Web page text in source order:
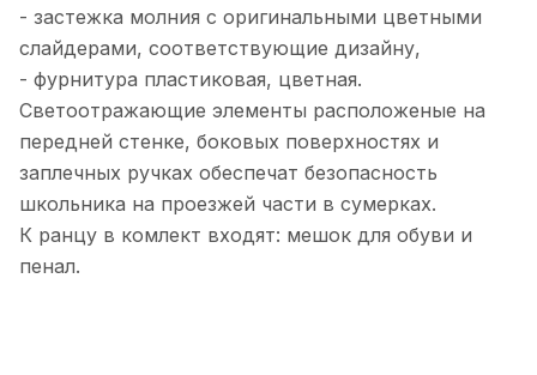
- застежка молния с оригинальными цветными
слайдерами, соответствующие дизайну,
- фурнитура пластиковая, цветная.
Светоотражающие элементы расположеные на
передней стенке, боковых поверхностях и
заплечных ручках обеспечат безопасность
школьника на проезжей части в сумерках.
К ранцу в комлект входят: мешок для обуви и
пенал.